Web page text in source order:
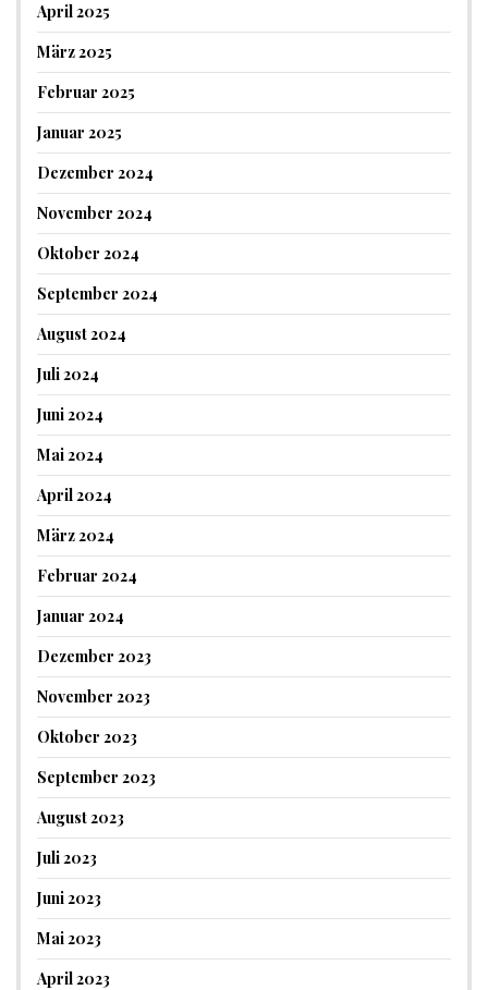
April 2025
März 2025
Februar 2025
Januar 2025
Dezember 2024
November 2024
Oktober 2024
September 2024
August 2024
Juli 2024
Juni 2024
Mai 2024
April 2024
März 2024
Februar 2024
Januar 2024
Dezember 2023
November 2023
Oktober 2023
September 2023
August 2023
Juli 2023
Juni 2023
Mai 2023
April 2023